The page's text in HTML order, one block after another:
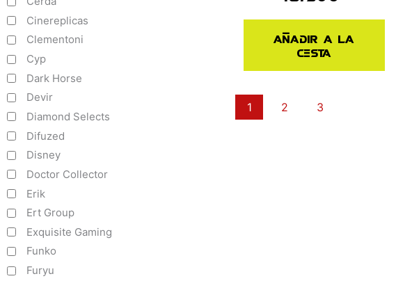
Cinereplicas
Clementoni
Cyp
Dark Horse
Devir
Diamond Selects
Difuzed
Disney
Doctor Collector
Erik
Ert Group
Exquisite Gaming
Funko
Furyu
Añadir a la
cesta
1 2 3